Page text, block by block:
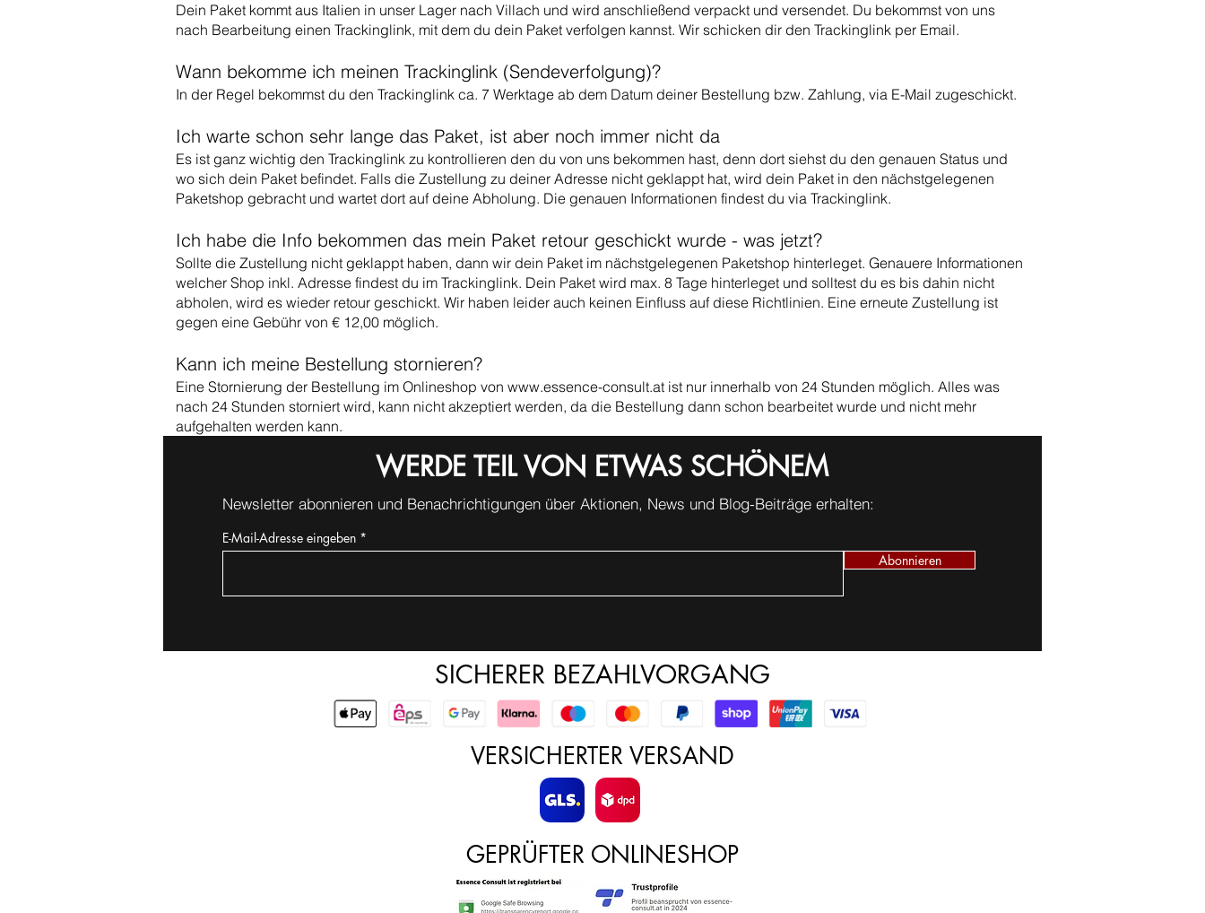
Dein Paket kommt aus Italien in unser Lager nach Villach und wird anschließend verpackt und versendet. Du bekommst von uns
nach Bearbeitung einen Trackinglink, mit dem du dein Paket verfolgen kannst. Wir schicken dir den Trackinglink per Email.
Wann bekomme ich meinen Trackinglink (Sendeverfolgung)?
In der Regel bekommst du den Trackinglink ca. 7 Werktage ab dem Datum deiner Bestellung bzw. Zahlung, via E-Mail zugeschickt.
Ich warte schon sehr lange das Paket, ist aber noch immer nicht da
Es ist ganz wichtig den Trackinglink zu kontrollieren den du von uns bekommen hast, denn dort siehst du den genauen Status und
wo sich dein Paket befindet. Falls die Zustellung zu deiner Adresse nicht geklappt hat, wird dein Paket in den nächstgelegenen
Paketshop gebracht und wartet dort auf deine Abholung. Die genauen Informationen findest du via Trackinglink.
Ich habe die Info bekommen das mein Paket retour geschickt wurde - was jetzt?
Sollte die Zustellung nicht geklappt haben, dann wir dein Paket im nächstgelegenen Paketshop hinterleget. Genauere Informationen
welcher Shop inkl. Adresse findest du im Trackinglink. Dein Paket wird max. 8 Tage hinterleget und solltest du es bis dahin nicht
abholen, wird es wieder retour geschickt. Wir haben leider auch keinen Einfluss auf diese Richtlinien. Eine erneute Zustellung ist
gegen eine Gebühr von € 12,00 möglich.
Kann ich meine Bestellung stornieren?
Eine Stornierung der Bestellung im Onlineshop von www.essence-consult.at ist nur innerhalb von 24 Stunden möglich. Alles was
nach 24 Stunden storniert wird, kann nicht akzeptiert werden, da die Bestellung dann schon bearbeitet wurde und nicht mehr
aufgehalten werden kann.
WERDE TEIL VON ETWAS SCHÖNEM
Newsletter abonnieren und Benachrichtigungen über Aktionen, News und Blog-Beiträge erhalten:
E-Mail-Adresse eingeben
Abonnieren
SICHERER BEZAHLVORGANG
VERSICHERTER VERSAND
GEPRÜFTER ONLINESHOP